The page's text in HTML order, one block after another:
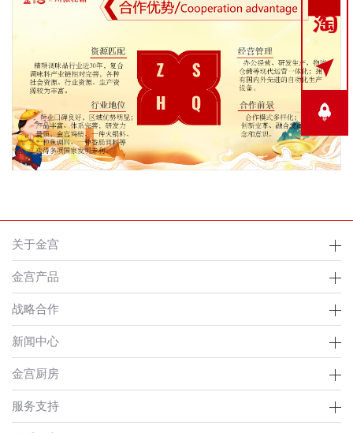
关于金宫
金宫产品
战略合作
新闻中心
金宫厨房
服务支持

